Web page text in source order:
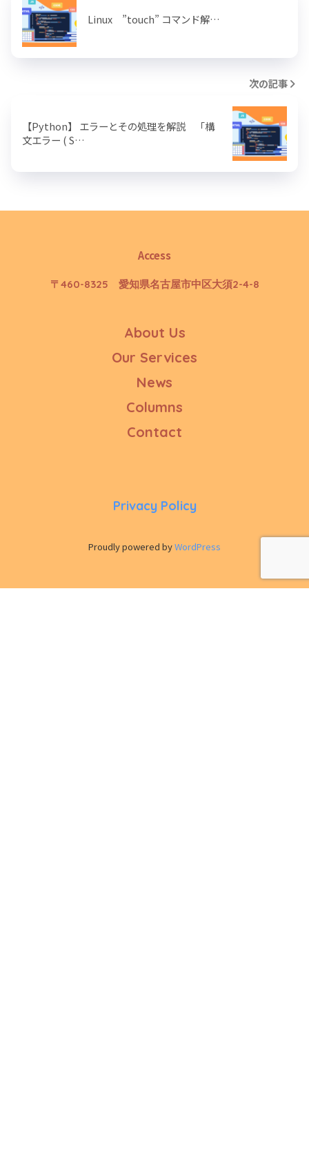
Linux ”touch” コマンド解…
次の記事
【Python】 エラーとその処理を解説 「構
文エラー ( S…
Access
〒460-8325 愛知県名古屋市中区大須2-4-8
About Us
Our Services
News
Columns
Contact
Privacy Policy
Proudly powered byWordPress